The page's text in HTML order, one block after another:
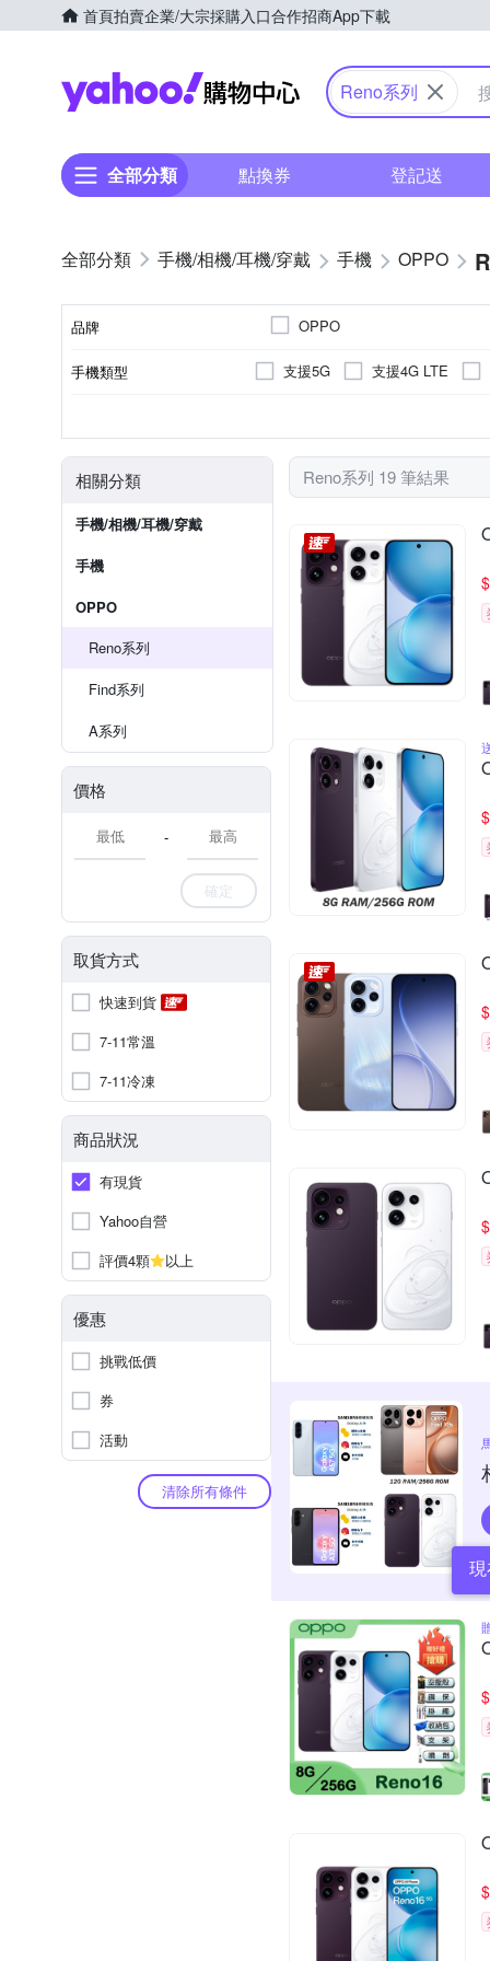
首頁拍賣企業/大宗採購入口合作招商App下載
Yahoo購物中心
Reno系列
全部分類 點換券 登記送
手機/相機/耳機/穿戴 手機 OPPO
品牌 OPPO
手機類型 支援5G 支援4G LTE
相關分類
手機/相機/耳機/穿戴
手機
OPPO
Reno系列
Find系列
A系列
價格
-
確定
取貨方式
快速到貨
7-11常溫
7-11冷凍
商品狀況
有現貨
Yahoo自營
評價4顆
以上
優惠
挑戰低價
券
活動
清除所有條件
Reno系列 19 筆結果
$
$
$
$
$
$